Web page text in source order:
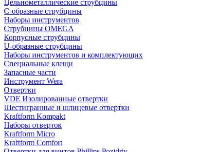
Цельнометаллические струбцины
C-образные струбцины
Наборы инструментов
Струбцины OMEGA
Корпусные струбцины
U-образные струбцины
Наборы инструментов и комплектующих
Специальные клещи
Запасные части
Инструмент Wera
Отвертки
VDE Изолированные отвертки
Шестигранные и шлицевые отвертки
Kraftform Kompakt
Наборы отверток
Kraftform Micro
Kraftform Comfort